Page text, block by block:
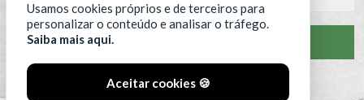
VER CLASSIFICAÇÃO COMPLETA
Usamos cookies próprios e de terceiros para
personalizar o conteúdo e analisar o tráfego.
Saiba mais aqui.
Aceitar cookies 🍪